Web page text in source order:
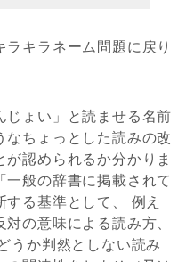
キラネーム問題に戻り
ょい」と読ませる名前
なちょっとした読みの改
認められるか分かりま
般の辞書に掲載されて
る基準として、 例え
の意味による読み方、
うか判然としない読み